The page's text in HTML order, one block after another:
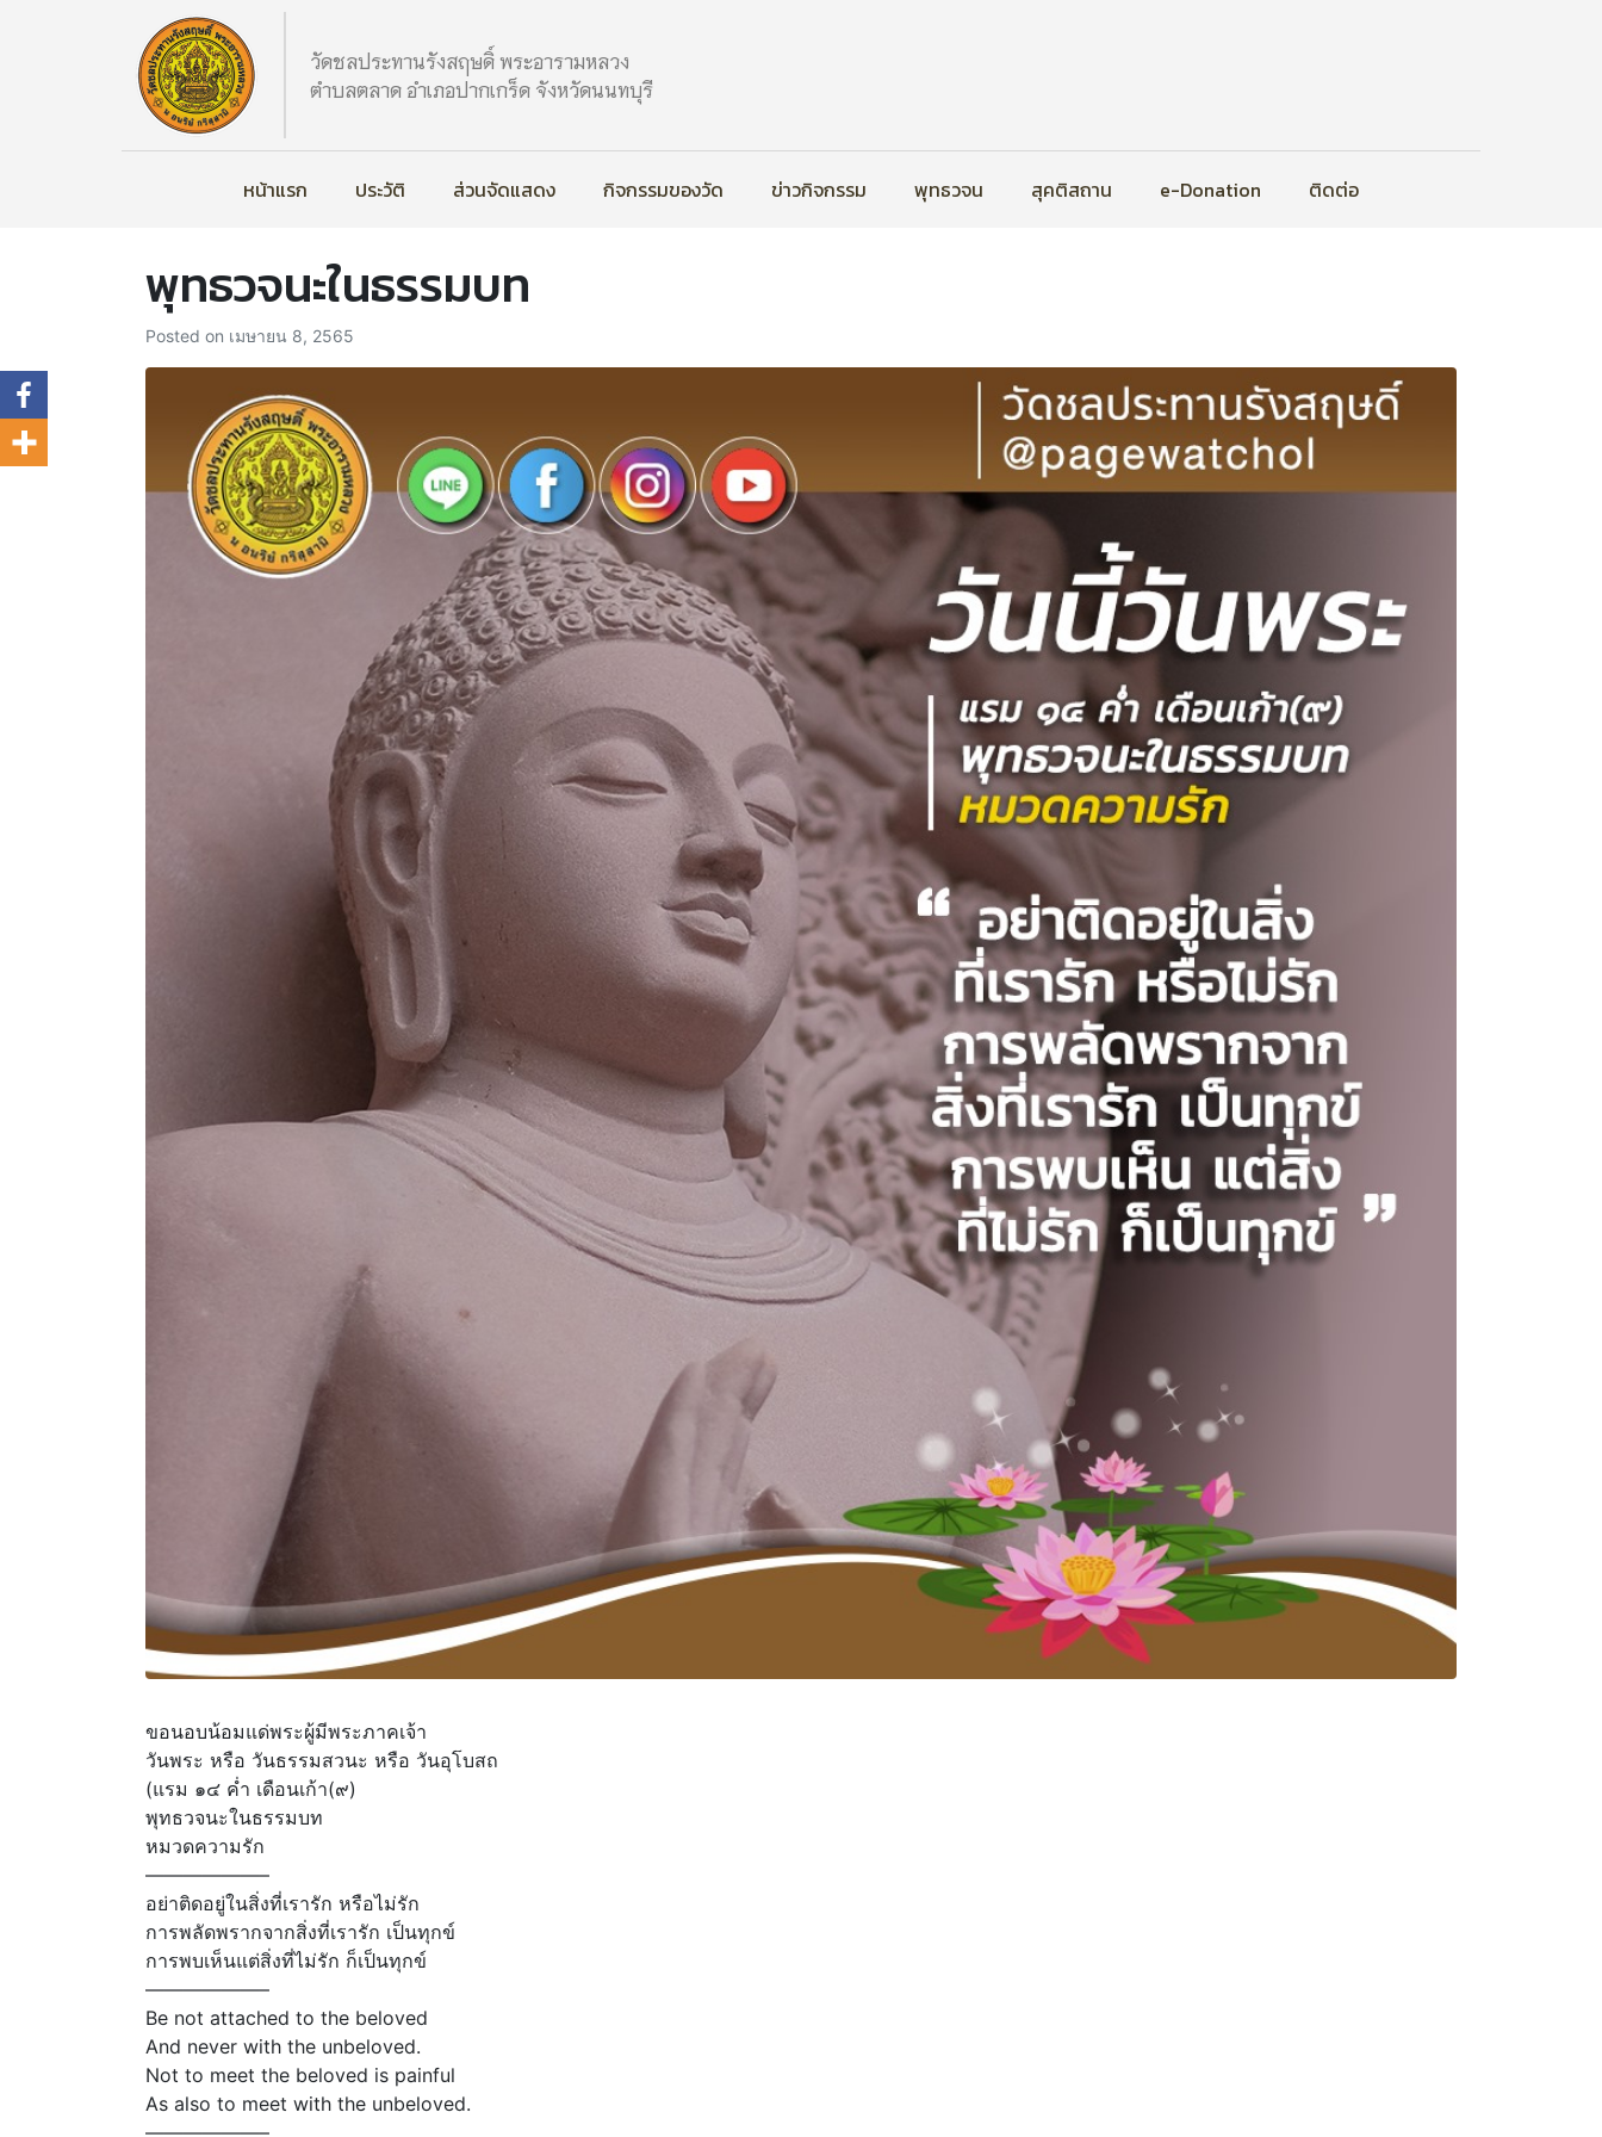
วัดชลประทานรังสฤษดิ์ พระอารามหลวง
ตำบลตลาด อำเภอปากเกร็ด จังหวัดนนทบุรี
หน้าแรก ประวัติ ส่วนจัดแสดง กิจกรรมของวัด ข่าวกิจกรรม พุทธวจน สุคติสถาน e-Donation ติดต่อ
พุทธวจนะในธรรมบท
Posted on เมษายน 8, 2565
ขอนอบน้อมแด่พระผู้มีพระภาคเจ้า
วันพระ หรือ วันธรรมสวนะ หรือ วันอุโบสถ
(แรม ๑๔ ค่ำ เดือนเก้า(๙)
พุทธวจนะในธรรมบท
หมวดความรัก
——————–
อย่าติดอยู่ในสิ่งที่เรารัก หรือไม่รัก
การพลัดพรากจากสิ่งที่เรารัก เป็นทุกข์
การพบเห็นแต่สิ่งที่ไม่รัก ก็เป็นทุกข์
——————–
Be not attached to the beloved
And never with the unbeloved.
Not to meet the beloved is painful
As also to meet with the unbeloved.
——————–